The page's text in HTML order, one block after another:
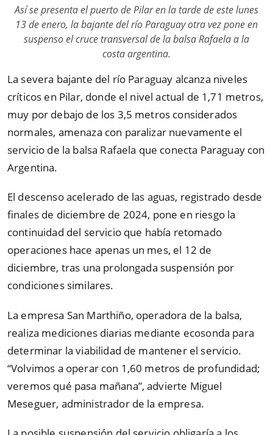
Así se presenta el puerto de Pilar en la tarde de este lunes
13 de enero, la bajante del río Paraguay otra vez pone en
suspenso el cruce transversal de la balsa Rafaela a la
costa argentina.
La severa bajante del río Paraguay alcanza niveles
críticos en Pilar, donde el nivel actual de 1,71 metros,
muy por debajo de los 3,5 metros considerados
normales, amenaza con paralizar nuevamente el
servicio de la balsa Rafaela que conecta Paraguay con
Argentina.
El descenso acelerado de las aguas, registrado desde
finales de diciembre de 2024, pone en riesgo la
continuidad del servicio que había retomado
operaciones hace apenas un mes, el 12 de
diciembre, tras una prolongada suspensión por
condiciones similares.
La empresa San Marthiño, operadora de la balsa,
realiza mediciones diarias mediante ecosonda para
determinar la viabilidad de mantener el servicio.
“Volvimos a operar con 1,60 metros de profundidad;
veremos qué pasa mañana”, advierte Miguel
Meseguer, administrador de la empresa.